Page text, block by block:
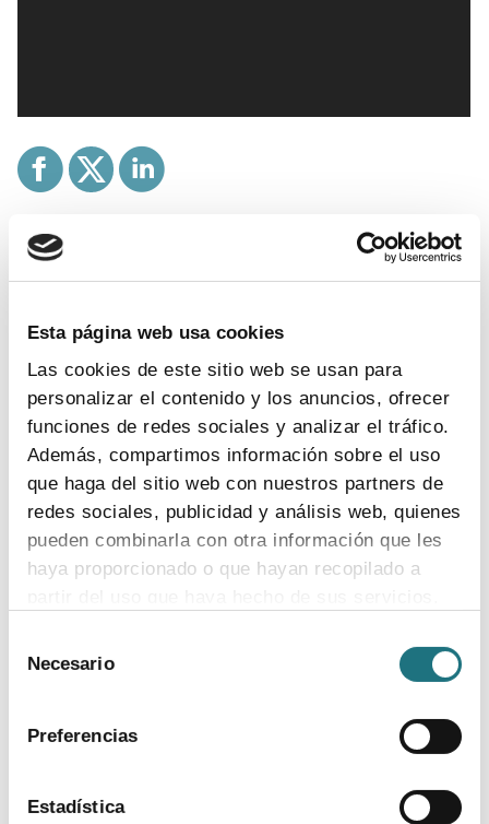
Esta página web usa cookies
Las cookies de este sitio web se usan para
personalizar el contenido y los anuncios, ofrecer
funciones de redes sociales y analizar el tráfico.
Además, compartimos información sobre el uso
que haga del sitio web con nuestros partners de
redes sociales, publicidad y análisis web, quienes
pueden combinarla con otra información que les
haya proporcionado o que hayan recopilado a
Para más información puede acceder a nuestra
Necesario
Preferencias
Estadística
Temas: memoria anual
Una conversación sobre los hitos de 2015
El presidente de Farmaindustria, Antoni Esteve, y el
director general, Humberto Arnés, realizan un
balance del pasado año en Farmaindustria y el
sector.